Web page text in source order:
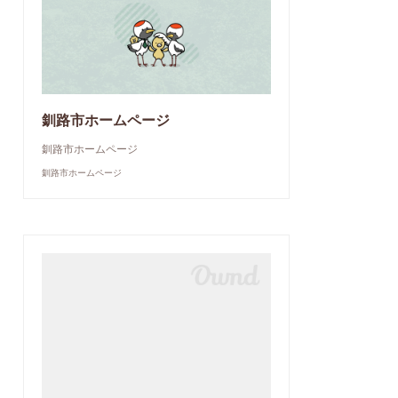
釧路市ホームページ
釧路市ホームページ
釧路市ホームページ